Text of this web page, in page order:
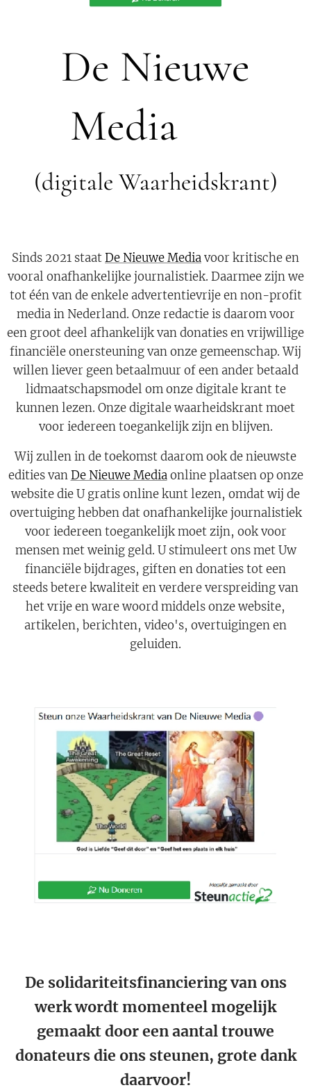
De Nieuwe
Media
(digitale Waarheidskrant)
Sinds 2021 staatDe Nieuwe Mediavoor kritische en
vooral onafhankelijke journalistiek. Daarmee zijn we
tot één van de enkele advertentievrije en non-profit
media in Nederland. Onze redactie is daarom voor
een groot deel afhankelijk van donaties en vrijwillige
financiële onersteuning van onze gemeenschap. Wij
willen liever geen betaalmuur of een ander betaald
lidmaatschapsmodel om onze digitale krant te
kunnen lezen. Onze digitale waarheidskrant moet
voor iedereen toegankelijk zijn en blijven.
Wij zullen in de toekomst daarom ook de nieuwste
edities vanDe Nieuwe Mediaonline plaatsen op onze
website die U gratis online kunt lezen, omdat wij de
overtuiging hebben dat onafhankelijke journalistiek
voor iedereen toegankelijk moet zijn, ook voor
mensen met weinig geld. U stimuleert ons met Uw
financiële bijdrages, giften en donaties tot een
steeds betere kwaliteit en verdere verspreiding van
het vrije en ware woord middels onze website,
artikelen, berichten, video's, overtuigingen en
geluiden.
De solidariteitsfinanciering van ons
werk wordt momenteel mogelijk
gemaakt door een aantal trouwe
donateurs die ons steunen, grote dank
daarvoor!